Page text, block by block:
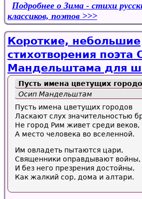
Подробнее о Зима - стихи
классиков, поэтов
Короткие, небольшие
стихотворения поэта
Мандельштама для
Пусть имена цветущих
Осип Мандельштам
Пусть имена цветущих городов
Ласкают слух значительностью
Не город Рим живет среди веков,
А место человека во вселенной.
Им овладеть пытаются цари,
Священники оправдывают войны,
И без него презрения достойны,
Как жалкий сор, дома и алтари.